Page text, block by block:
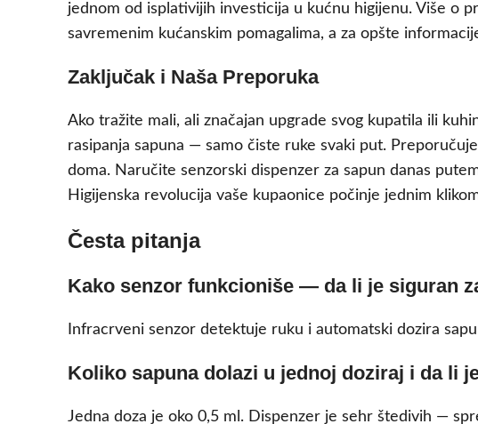
jednom od isplativijih investicija u kućnu higijenu. Više o
savremenim kućanskim pomagalima, a za opšte
Zaključak i Naša Preporuka
Ako tražite mali, ali značajan upgrade svog kupatila ili
rasipanja sapuna — samo čiste ruke svaki put.
doma. Naručite senzorski dispenzer za sapun danas
Higijenska revolucija vaše kupaonice počinje jednim
Česta pitanja
Kako senzor funkcioniše — da li je siguran
Infracrveni senzor detektuje ruku i automatski dozira
Koliko sapuna dolazi u jednoj doziraj i da li
Jedna doza je oko 0,5 ml. Dispenzer je sehr štedivih —